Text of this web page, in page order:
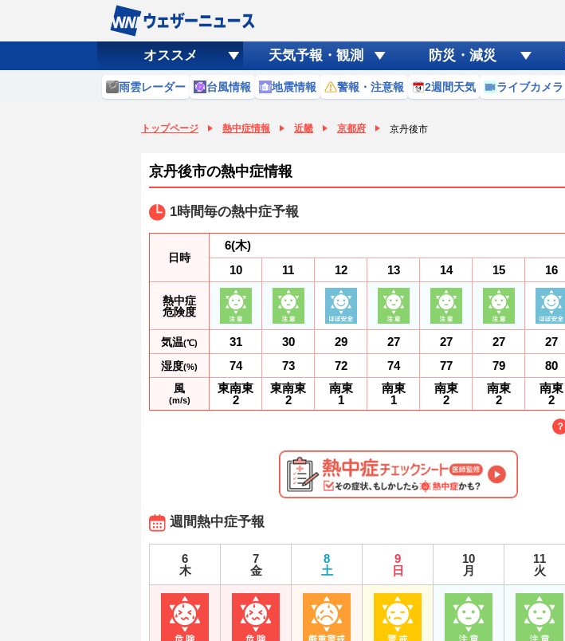
オススメ 天気予報・観測 防災・減災
雨雲レーダー 台風情報 地震情報 警報・注意報 2週間天気 ライブカメラ
トップページ 熱中症情報 近畿 京都府 京丹後市
京丹後市の熱中症情報
1時間毎の熱中症予報
日時
熱中症
危険度
気温(℃)
湿度(%)
風
(m/s)
6(木)
10
31
74
東南東
2
11
30
73
東南東
2
12
29
72
南東
1
13
27
74
南東
1
14
27
77
南東
2
15
27
79
南東
2
16
27
80
南東
2
週間熱中症予報
6
木
7
金
8
土
9
日
10
月
11
火